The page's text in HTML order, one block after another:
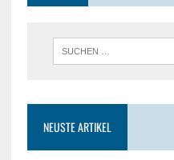
NEUSTE ARTIKEL